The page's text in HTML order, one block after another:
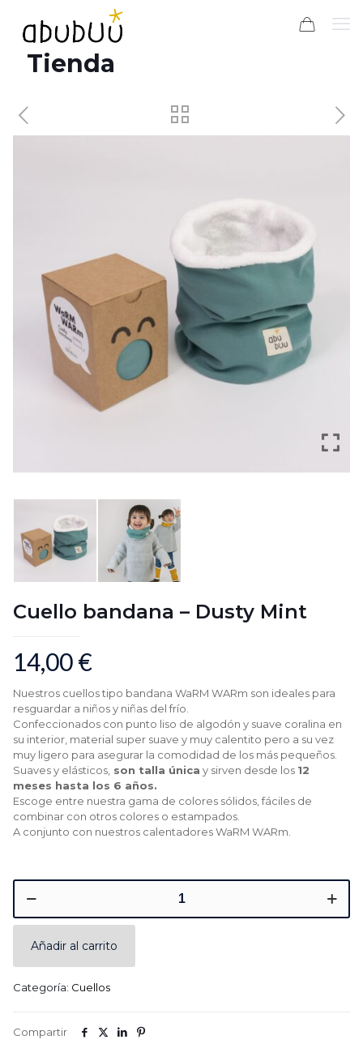
Tienda
Cuello bandana – Dusty Mint
14,00€
Nuestros cuellos tipo bandana WaRM WARm son ideales para
resguardar a niños y niñas del frío.
Confeccionados con punto liso de algodón y suave coralina en
su interior, material super suave y muy calentito pero a su vez
muy ligero para asegurar la comodidad de los más pequeños.
Suaves y elásticos, son talla única y sirven desde los 12
meses hasta los 6 años.
Escoge entre nuestra gama de colores sólidos, fáciles de
combinar con otros colores o estampados.
A conjunto con nuestros calentadores WaRM WARm.
Cuello
bandana
-
MintAñadir al carrito
Categoría: Cuellos
Compartir